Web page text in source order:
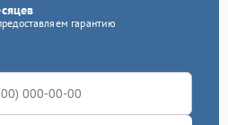
гарантию